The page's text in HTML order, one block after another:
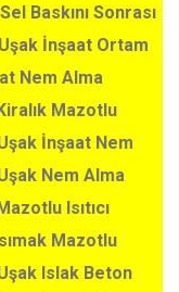
Baskını Sonrası
İnşaat Ortam
Nem Alma
Mazotlu
İnşaat Nem
Nem Alma
Isıtıcı
Mazotlu
Islak Beton